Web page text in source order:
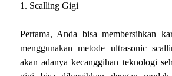
1. Scalling Gigi
Pertama, Anda bisa membersihkan
menggunakan metode ultrasonic
akan adanya kecanggihan teknologi